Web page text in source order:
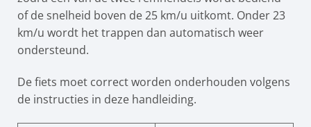
of de snelheid boven de 25 km/u uitkomt. Onder 23
km/u wordt het trappen dan automatisch weer
ondersteund.
De fiets moet correct worden onderhouden volgens
de instructies in deze handleiding.